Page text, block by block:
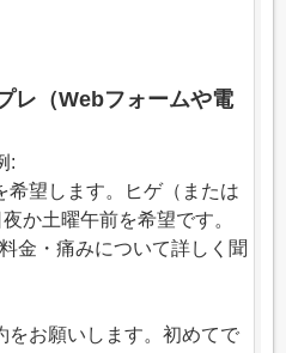
レ（Webフォームや電
:
希望します。ヒゲ（または
か土曜午前を希望です。
金・痛みについて詳しく聞
をお願いします。初めてで